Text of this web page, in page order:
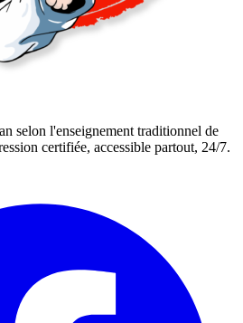
selon l'enseignement traditionnel de
certifiée, accessible partout, 24/7.